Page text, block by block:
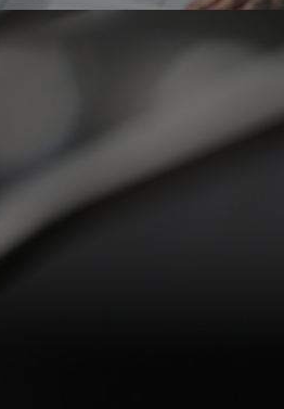
définition,
ici.
question, un conseil ?
nous !
un plaisir de vous